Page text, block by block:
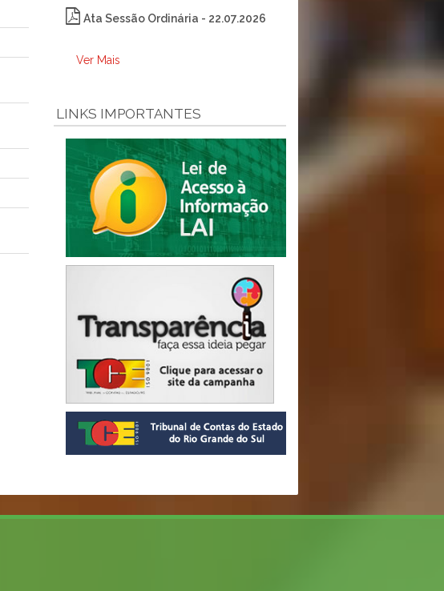
Ata Sessão Ordinária - 22.07.2026
Ver Mais
LINKS IMPORTANTES